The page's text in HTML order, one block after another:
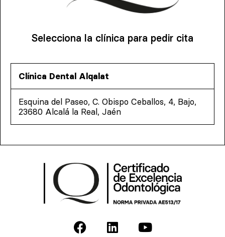
Selecciona la clínica para pedir cita
Clínica Dental Alqalat
Esquina del Paseo, C. Obispo Ceballos, 4, Bajo,
23680 Alcalá la Real, Jaén